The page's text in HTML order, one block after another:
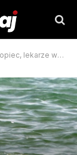
walczą o jego życie